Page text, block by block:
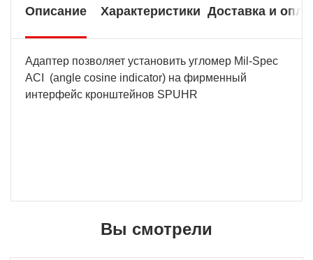
Описание Характеристики Доставка и
Адаптер позволяет установить угломер Mil-Spec
ACI (angle cosine indicator) на фирменный
интерфейс кронштейнов SPUHR
Вы смотрели